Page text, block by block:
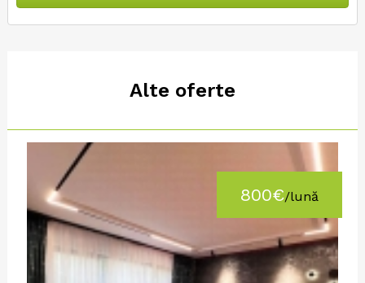
Alte oferte
800€/lună